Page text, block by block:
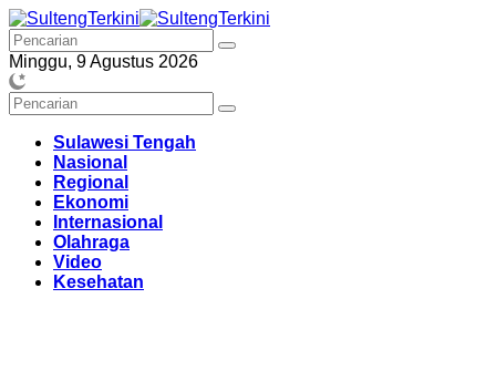
Langsung
ke
konten
Minggu, 9 Agustus 2026
Sulawesi Tengah
Nasional
Regional
Ekonomi
Internasional
Olahraga
Video
Kesehatan